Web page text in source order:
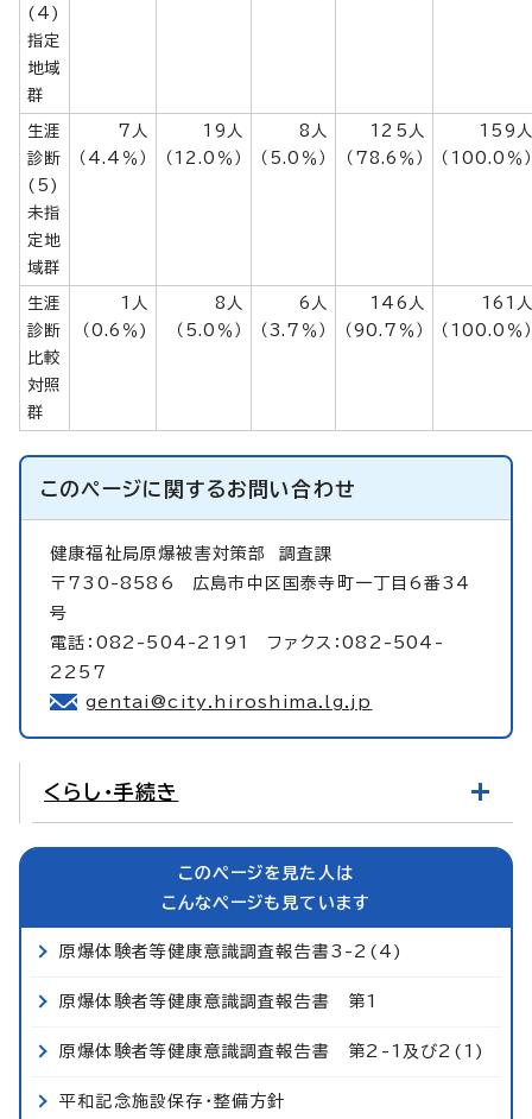
(4)
指定
地域
群
生涯
診断
(5)
未指
定地
域群
7人
（4.4％）
19人
（12.0％）
8人
（5.0％）
125人
（78.6％）
159人
（100.0％）
生涯
診断
比較
対照
群
1人
（0.6％)
8人
（5.0％）
6人
（3.7％）
146人
（90.7％）
161人
（100.0％）
このページに関するお問い合わせ
健康福祉局原爆被害対策部 調査課
〒730-8586 広島市中区国泰寺町一丁目6番34
号
電話：082-504-2191 ファクス：082-504-
2257
gentai@city.hiroshima.lg.jp
くらし・手続き
このページを見た人は
こんなページも見ています
原爆体験者等健康意識調査報告書3-2(4)
原爆体験者等健康意識調査報告書 第1
原爆体験者等健康意識調査報告書 第2-1及び2(1)
平和記念施設保存・整備方針